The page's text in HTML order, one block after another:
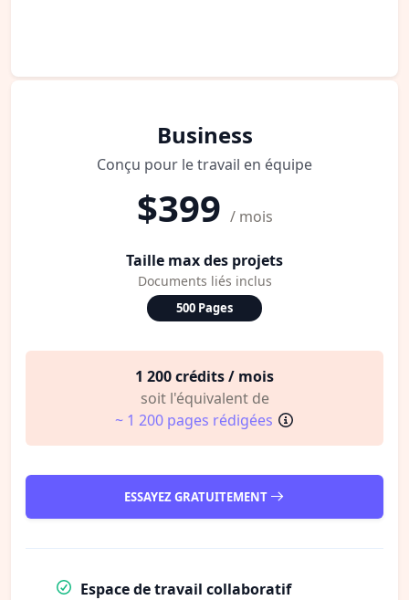
Business
Conçu pour le travail en équipe
$399 / mois
Taille max des projets
Documents liés inclus
500 Pages
1 200 crédits / mois
soit l'équivalent de
~ 1 200 pages rédigées
ESSAYEZ GRATUITEMENT
Espace de travail collaboratif